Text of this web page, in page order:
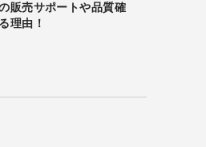
販売サポートや品質確
理由！